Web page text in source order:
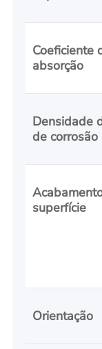
Coeficiente
absorção
Densidade
de corrosão
superfície
Orientação